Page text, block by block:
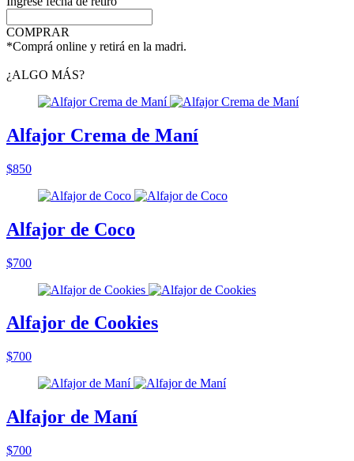
COMPRAR
*Comprá online y retirá en la madri.
¿ALGO MÁS?
Alfajor Crema de Maní
$850
Alfajor de Coco
$700
Alfajor de Cookies
$700
Alfajor de Maní
$700